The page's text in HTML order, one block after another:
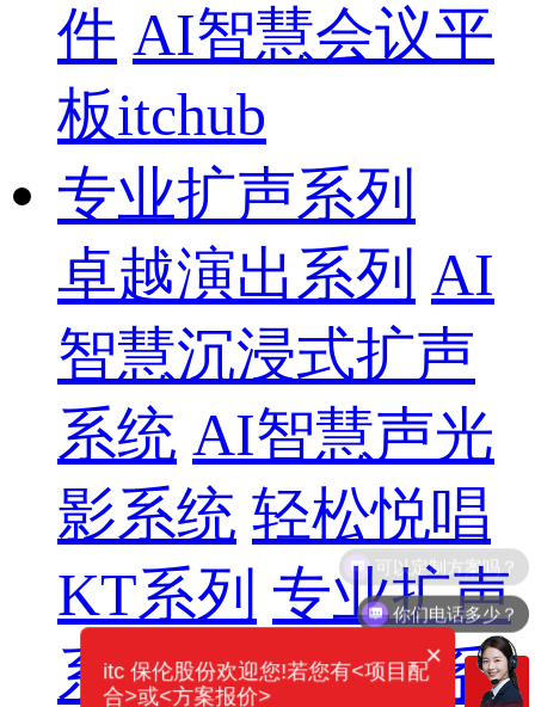
件 AI智慧会议平
板itchub
专业扩声系列
卓越演出系列 AI
智慧沉浸式扩声
系统 AI智慧声光
影系统 轻松悦唱
KT系列 专业扩声
系列 专业音箱系
你们电话多少？
×
itc 保伦股份欢迎您!若您有<项目配
合>或<方案报价>